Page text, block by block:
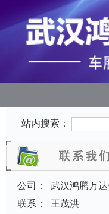
站内搜索：
公司：
武汉鸿腾万
联系：
王茂洪